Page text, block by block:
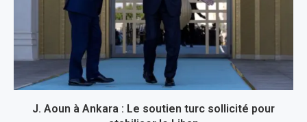
J. Aoun à Ankara : Le soutien turc sollicité pour